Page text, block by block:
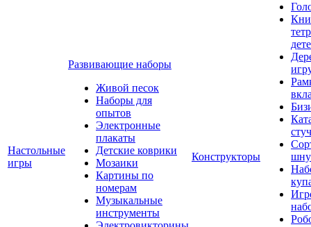
Настольные
игры
Развивающие наборы
Живой песок
Наборы для
опытов
Электронные
плакаты
Детские коврики
Мозаики
Картины по
номерам
Музыкальные
инструменты
Конструкторы